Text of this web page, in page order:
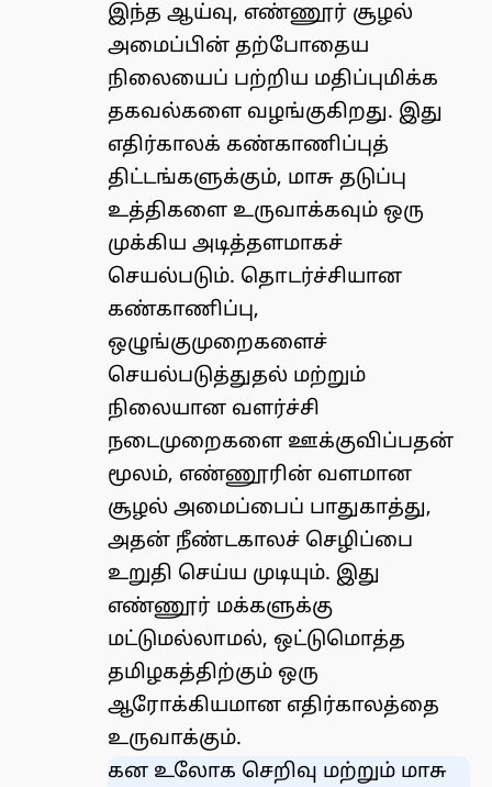
இந்த ஆய்வு, எண்ணூர் சூழல்
அமைப்பின் தற்போதைய
நிலையைப் பற்றிய மதிப்புமிக்க
தகவல்களை வழங்குகிறது. இது
எதிர்காலக் கண்காணிப்புத்
திட்டங்களுக்கும், மாசு தடுப்பு
உத்திகளை உருவாக்கவும் ஒரு
முக்கிய அடித்தளமாகச்
செயல்படும். தொடர்ச்சியான
கண்காணிப்பு,
ஒழுங்குமுறைகளைச்
செயல்படுத்துதல் மற்றும்
நிலையான வளர்ச்சி
நடைமுறைகளை ஊக்குவிப்பதன்
மூலம், எண்ணூரின் வளமான
சூழல் அமைப்பைப் பாதுகாத்து,
அதன் நீண்டகாலச் செழிப்பை
உறுதி செய்ய முடியும். இது
எண்ணூர் மக்களுக்கு
மட்டுமல்லாமல், ஒட்டுமொத்த
தமிழகத்திற்கும் ஒரு
ஆரோக்கியமான எதிர்காலத்தை
உருவாக்கும்.
கன உலோக செறிவு மற்றும் மாசு